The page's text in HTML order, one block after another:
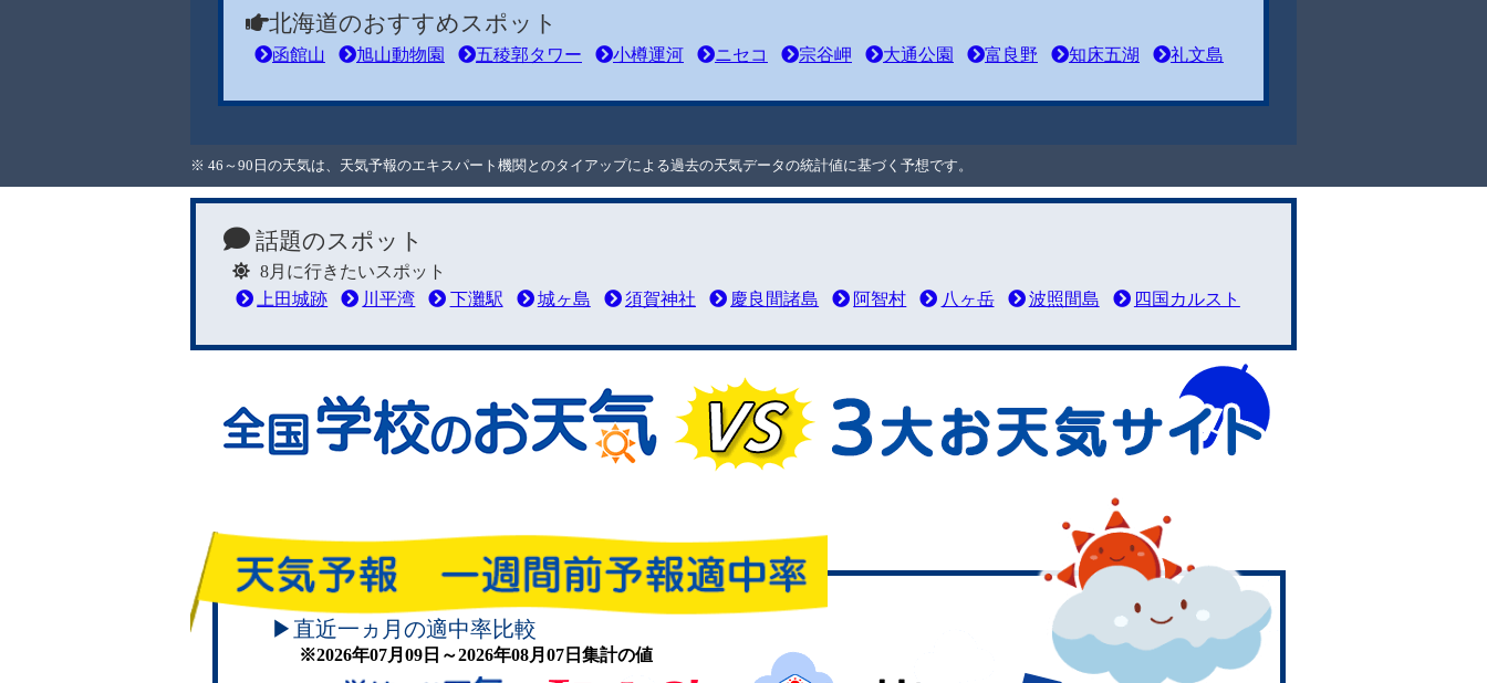
北海道のおすすめスポット
函館山 旭山動物園 五稜郭タワー 小樽運河 ニセコ 宗谷岬 大通公園 富良野 知床五湖 礼文島
※ 46～90日の天気は、天気予報のエキスパート機関とのタイアップによる過去の天気データの統計値に基づく予想です。
話題のスポット
8月に行きたいスポット
上田城跡
川平湾 下灘駅 城ヶ島 須賀神社 慶良間諸島 阿智村 八ヶ岳 波照間島 四国カルスト
▶直近一ヵ月の適中率比較
※2026年07月09日～2026年08月07日集計の値